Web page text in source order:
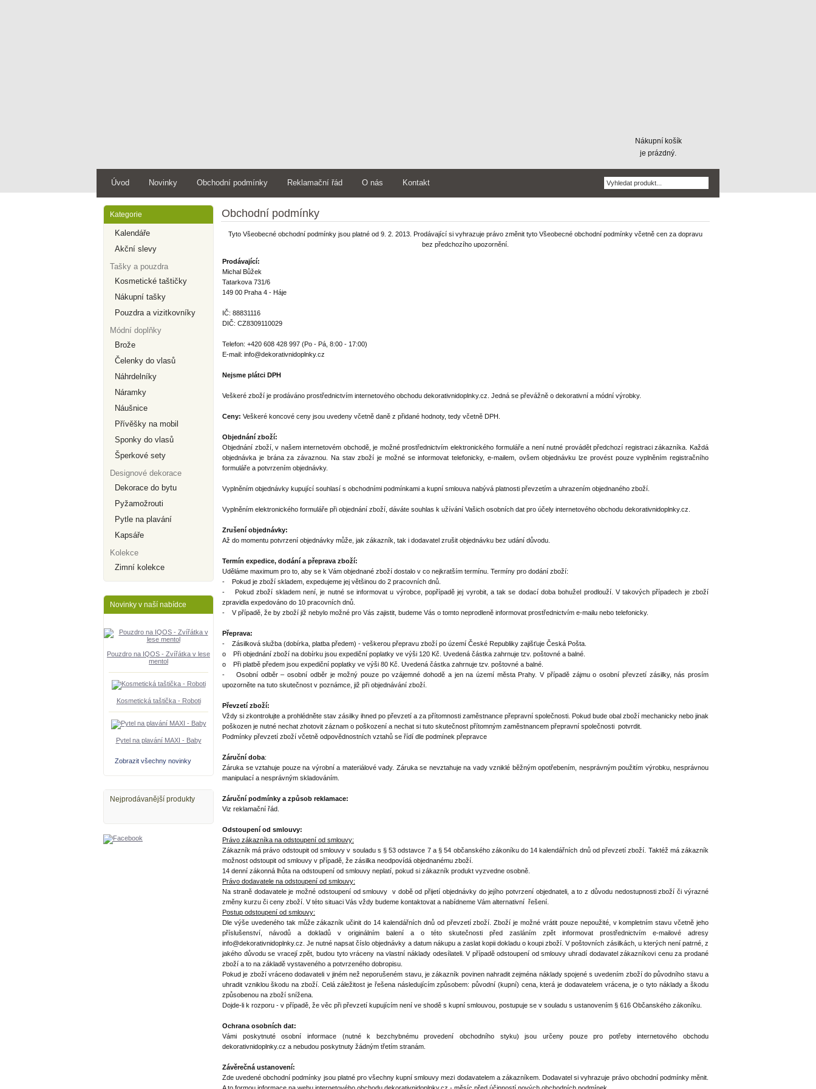
Nákupní košík
je prázdný.
Úvod Novinky Obchodní podmínky Reklamační řád O nás Kontakt
Kategorie
Kalendáře
Akční slevy
Tašky a pouzdra
Kosmetické taštičky
Nákupní tašky
Pouzdra a vizitkovníky
Módní doplňky
Brože
Čelenky do vlasů
Náhrdelníky
Náramky
Náušnice
Přívěšky na mobil
Sponky do vlasů
Šperkové sety
Designové dekorace
Dekorace do bytu
Pyžamožrouti
Pytle na plavání
Kapsáře
Kolekce
Zimní kolekce
Novinky v naší nabídce
Pouzdro na IQOS - Zvířátka v lese
mentol
Kosmetická taštička - Roboti
Pytel na plavání MAXI - Baby
Zobrazit všechny novinky
Nejprodávanější produkty
Obchodní podmínky
Tyto Všeobecné obchodní podmínky jsou platné od 9. 2. 2013. Prodávající si vyhrazuje právo změnit tyto Všeobecné obchodní podmínky včetně cen za dopravu
bez předchozího upozornění.
Prodávající:
Michal Bůžek
Tatarkova 731/6
149 00 Praha 4 - Háje
IČ: 88831116
DIČ: CZ8309110029
Telefon: +420 608 428 997 (Po - Pá, 8:00 - 17:00)
E-mail: info@dekorativnidoplnky.cz
Nejsme plátci DPH
Veškeré zboží je prodáváno prostřednictvím internetového obchodu dekorativnidoplnky.cz. Jedná se převážně o dekorativní a módní výrobky.
Ceny: Veškeré koncové ceny jsou uvedeny včetně daně z přidané hodnoty, tedy včetně DPH.
Objednání zboží:
Objednání zboží, v našem internetovém obchodě, je možné prostřednictvím elektronického formuláře a není nutné provádět předchozí registraci zákazníka. Každá
objednávka je brána za závaznou. Na stav zboží je možné se informovat telefonicky, e-mailem, ovšem objednávku lze provést pouze vyplněním registračního
formuláře a potvrzením objednávky.
Vyplněním objednávky kupující souhlasí s obchodními podmínkami a kupní smlouva nabývá platnosti převzetím a uhrazením objednaného zboží.
Vyplněním elektronického formuláře při objednání zboží, dáváte souhlas k užívání Vašich osobních dat pro účely internetového obchodu dekorativnidoplnky.cz.
Zrušení objednávky:
Až do momentu potvrzení objednávky může, jak zákazník, tak i dodavatel zrušit objednávku bez udání důvodu.
Termín expedice, dodání a přeprava zboží:
Uděláme maximum pro to, aby se k Vám objednané zboží dostalo v co nejkratším termínu. Termíny pro dodání zboží:
- Pokud je zboží skladem, expedujeme jej většinou do 2 pracovních dnů.
- Pokud zboží skladem není, je nutné se informovat u výrobce, popřípadě jej vyrobit, a tak se dodací doba bohužel prodlouží. V takových případech je zboží
zpravidla expedováno do 10 pracovních dnů.
- V případě, že by zboží již nebylo možné pro Vás zajistit, budeme Vás o tomto neprodleně informovat prostřednictvím e-mailu nebo telefonicky.
Přeprava:
- Zásilková služba (dobírka, platba předem) - veškerou přepravu zboží po území České Republiky zajišťuje Česká Pošta.
o Při objednání zboží na dobírku jsou expediční poplatky ve výši 120 Kč. Uvedená částka zahrnuje tzv. poštovné a balné.
o Při platbě předem jsou expediční poplatky ve výši 80 Kč. Uvedená částka zahrnuje tzv. poštovné a balné.
- Osobní odběr – osobní odběr je možný pouze po vzájemné dohodě a jen na území města Prahy. V případě zájmu o osobní převzetí zásilky, nás prosím
upozorněte na tuto skutečnost v poznámce, již při objednávání zboží.
Převzetí zboží:
Vždy si zkontrolujte a prohlédněte stav zásilky ihned po převzetí a za přítomnosti zaměstnance přepravní společnosti. Pokud bude obal zboží mechanicky nebo jinak
poškozen je nutné nechat zhotovit záznam o poškození a nechat si tuto skutečnost přítomným zaměstnancem přepravní společnosti potvrdit.
Podmínky převzetí zboží včetně odpovědnostních vztahů se řídí dle podmínek přepravce
Záruční doba:
Záruka se vztahuje pouze na výrobní a materiálové vady. Záruka se nevztahuje na vady vzniklé běžným opotřebením, nesprávným použitím výrobku, nesprávnou
manipulací a nesprávným skladováním.
Záruční podmínky a způsob reklamace:
Viz reklamační řád.
Odstoupení od smlouvy:
Právo zákazníka na odstoupení od smlouvy:
Zákazník má právo odstoupit od smlouvy v souladu s § 53 odstavce 7 a § 54 občanského zákoníku do 14 kalendářních dnů od převzetí zboží. Taktéž má zákazník
možnost odstoupit od smlouvy v případě, že zásilka neodpovídá objednanému zboží.
14 denní zákonná lhůta na odstoupení od smlouvy neplatí, pokud si zákazník produkt vyzvedne osobně.
Právo dodavatele na odstoupení od smlouvy:
Na straně dodavatele je možné odstoupení od smlouvy v době od přijetí objednávky do jejího potvrzení objednateli, a to z důvodu nedostupnosti zboží či výrazné
změny kurzu či ceny zboží. V této situaci Vás vždy budeme kontaktovat a nabídneme Vám alternativní řešení.
Postup odstoupení od smlouvy:
Dle výše uvedeného tak může zákazník učinit do 14 kalendářních dnů od převzetí zboží. Zboží je možné vrátit pouze nepoužité, v kompletním stavu včetně jeho
příslušenství, návodů a dokladů v originálním balení a o této skutečnosti před zasláním zpět informovat prostřednictvím e-mailové adresy
info@dekorativnidoplnky.cz. Je nutné napsat číslo objednávky a datum nákupu a zaslat kopii dokladu o koupi zboží. V poštovních zásilkách, u kterých není patrné, z
jakého důvodu se vracejí zpět, budou tyto vráceny na vlastní náklady odesílateli. V případě odstoupení od smlouvy uhradí dodavatel zákazníkovi cenu za prodané
zboží a to na základě vystaveného a potvrzeného dobropisu.
Pokud je zboží vráceno dodavateli v jiném než neporušeném stavu, je zákazník povinen nahradit zejména náklady spojené s uvedením zboží do původního stavu a
uhradit vzniklou škodu na zboží. Celá záležitost je řešena následujícím způsobem: původní (kupní) cena, která je dodavatelem vrácena, je o tyto náklady a škodu
způsobenou na zboží snížena.
Dojde-li k rozporu - v případě, že věc při převzetí kupujícím není ve shodě s kupní smlouvou, postupuje se v souladu s ustanovením § 616 Občanského zákoníku.
Ochrana osobních dat:
Vámi poskytnuté osobní informace (nutné k bezchybnému provedení obchodního styku) jsou určeny pouze pro potřeby internetového obchodu
dekorativnidoplnky.cz a nebudou poskytnuty žádným třetím stranám.
Závěrečná ustanovení:
Zde uvedené obchodní podmínky jsou platné pro všechny kupní smlouvy mezi dodavatelem a zákazníkem. Dodavatel si vyhrazuje právo obchodní podmínky měnit.